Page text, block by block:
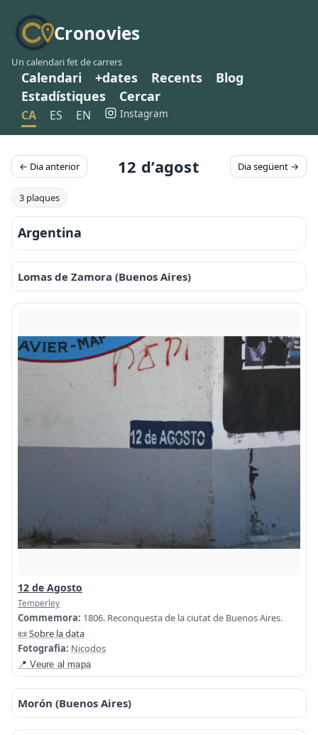
Cronovies
Un calendari fet de carrers
Calendari +dates Recents
Blog
Estadístiques
Cercar
CA ES EN Instagram
← Dia anterior 12 d’agost Dia següent →
3 plaques
Argentina
Lomas de Zamora (Buenos Aires)
12 de Agosto
Temperley
Commemora: 1806. Reconquesta de la ciutat de Buenos Aires.
📜 Sobre la data
Fotografia: Nicodos
📍 Veure al mapa
Morón (Buenos Aires)